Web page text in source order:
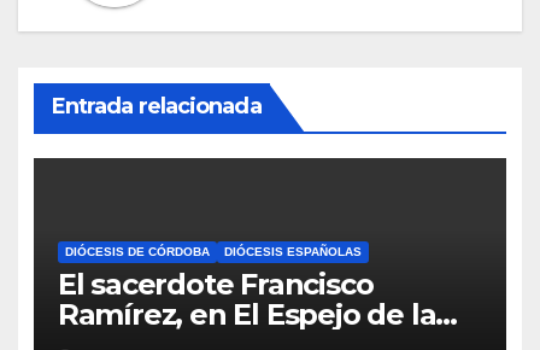
Entrada relacionada
DIÓCESIS DE CÓRDOBA DIÓCESIS ESPAÑOLAS
El sacerdote Francisco
Ramírez, en El Espejo de la